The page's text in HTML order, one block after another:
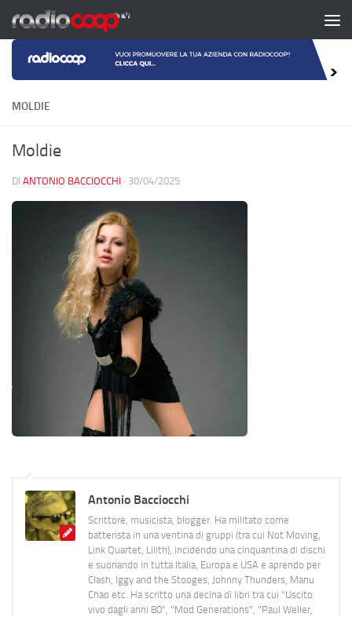
Salta al contenuto
MOLDIE
Moldie
DI ANTONIO BACCIOCCHI · 30/04/2025
Antonio Bacciocchi
Scrittore, musicista, blogger. Ha militato come
batterista in una ventina di gruppi (tra cui Not Moving,
Link Quartet, Lilith), incidendo una cinquantina di dischi
e suonando in tutta Italia, Europa e USA e aprendo per
Clash, Iggy and the Stooges, Johnny Thunders, Manu
Chao etc. Ha scritto una decina di libri tra cui "Uscito
vivo dagli anni 80", "Mod Generations", "Paul Weller,